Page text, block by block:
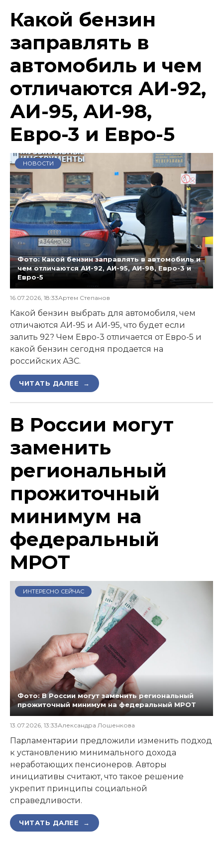
Какой бензин
заправлять в
автомобиль и чем
отличаются АИ-92,
АИ-95, АИ-98,
Евро-3 и Евро-5
НОВОСТИ
Фото: Какой бензин заправлять в автомобиль и
чем отличаются АИ-92, АИ-95, АИ-98, Евро-3 и
Евро-5
16.07.2026, 18:33Артем Степанов
Какой бензин выбрать для автомобиля, чем
отличаются АИ-95 и АИ-95, что будет если
залить 92? Чем Евро-3 отличается от Евро-5 и
какой бензин сегодня продается на
российских АЗС.
ЧИТАТЬ ДАЛЕЕ →
В России могут
заменить
региональный
прожиточный
минимум на
федеральный
МРОТ
ИНТЕРЕСНО СЕЙЧАС
Фото: В России могут заменить региональный
прожиточный минимум на федеральный МРОТ
13.07.2026, 13:33Александра Лошенкова
Парламентарии предложили изменить подход
к установлению минимального дохода
неработающих пенсионеров. Авторы
инициативы считают, что такое решение
укрепит принципы социальной
справедливости.
ЧИТАТЬ ДАЛЕЕ →